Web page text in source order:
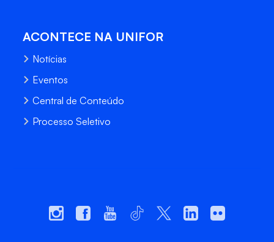
ACONTECE NA UNIFOR
Notícias
Eventos
Central de Conteúdo
Processo Seletivo